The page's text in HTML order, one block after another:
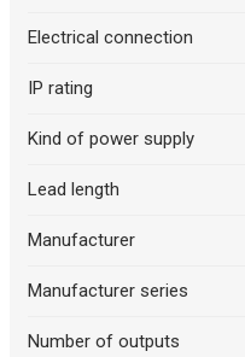
Electrical connection
IP rating
Kind of power supply
Lead length
Manufacturer
Manufacturer series
Number of outputs